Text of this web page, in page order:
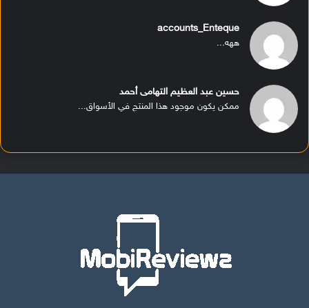
accounts_Enteque
ههه...
حسين عبد العظيم التهامى أحمد
ممكن يكون موجود هذا المنتج في الأسواق...